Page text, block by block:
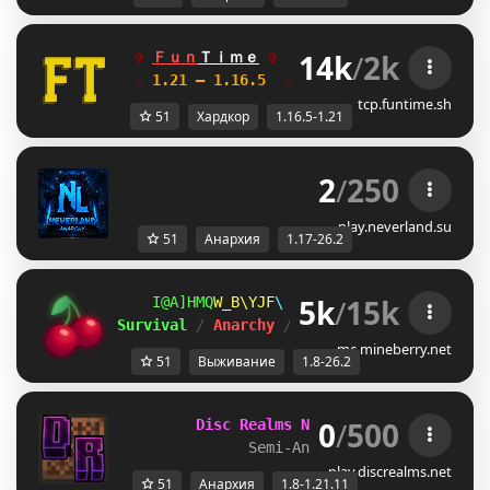
✞ Ｆｕｎ Ｔｉｍｅ ✞ ГРИФЕРСКИЙ
АНАРХИЯ
☆ 1.21 — 1.16.5 ☆ Глобальное
14k/2k
tcp.funtime.sh
51 Хардкор 1.16.5-1.21
NeverLand
2/250
play.neverland.su
51 Анархия 1.17-26.2
N_VR_XV]]XYWOX@ ＭＩＮＥＢＥＲＲＹ
Survival
/ Anarchy / BedWars / SkyWars
5k/15k
mc.mineberry.net
51 Выживание 1.8-26.2
Disc Realms Network [1.8 -
Semi-Anarchy Season 1 soon!
0/500
play.discrealms.net
51 Анархия 1.8-1.21.11